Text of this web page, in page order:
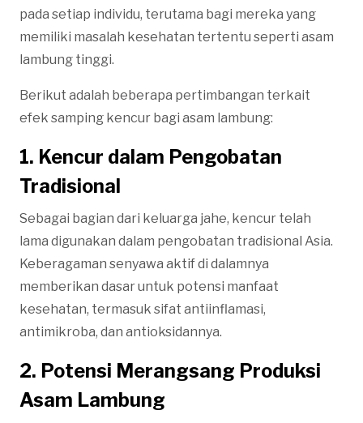
pada setiap individu, terutama bagi mereka yang
memiliki masalah kesehatan tertentu seperti asam
lambung tinggi.
Berikut adalah beberapa pertimbangan terkait
efek samping kencur bagi asam lambung:
1. Kencur dalam Pengobatan
Tradisional
Sebagai bagian dari keluarga jahe, kencur telah
lama digunakan dalam pengobatan tradisional Asia.
Keberagaman senyawa aktif di dalamnya
memberikan dasar untuk potensi manfaat
kesehatan, termasuk sifat antiinflamasi,
antimikroba, dan antioksidannya.
2. Potensi Merangsang Produksi
Asam Lambung